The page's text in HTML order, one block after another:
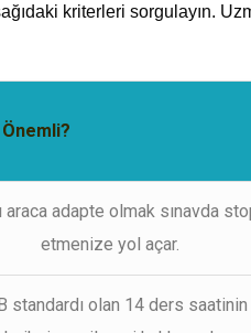
kriterleri sorgulayın.
araca adapte olmak sınavda
etmenize yol açar.
standardı olan 14 ders saatinin